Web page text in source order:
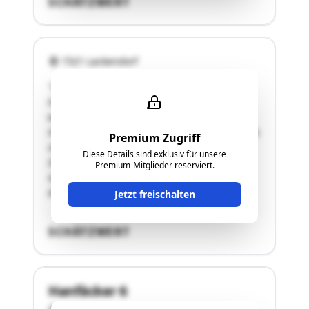
Premium Zugriff
Diese Details sind exklusiv für unsere
Premium-Mitglieder reserviert.
Jetzt freischalten
7321 Lackendorf
liegt direkt im Anschluss an die Gartenzeile,
welche in unmittelbarer Nähe in die B 62 –
Hauptstraße mündet. Die Lage des Grundstückes
ist eben, die Figuration rechteckig.
INFRASTRUKTUR:An infrastrukturellen
Gegebenheiten bestehen in Lackendorf ein
Kindergarten …"
SCHÄTZWERT
Hanfäcker 6